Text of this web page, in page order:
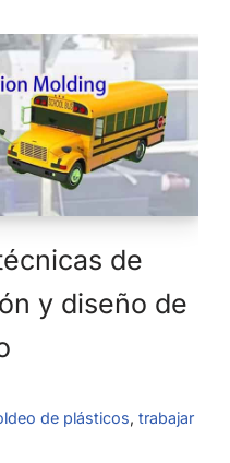
de
y diseño de
de plásticos,trabajar